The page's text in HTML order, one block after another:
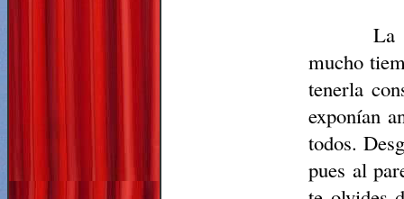
La
mucho
tenerla
exponían
todos.
pues al